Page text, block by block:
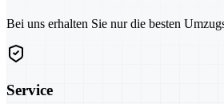
Bei uns erhalten Sie nur die besten
Service